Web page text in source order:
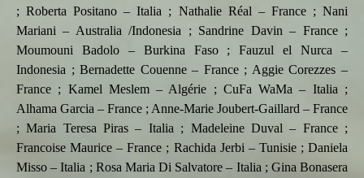
; Roberta Positano – Italia ; Nathalie Réal – France ; Nani
Mariani – Australia /Indonesia ; Sandrine Davin – France ;
Moumouni Badolo – Burkina Faso ; Fauzul el Nurca –
Indonesia ; Bernadette Couenne – France ; Aggie Corezzes –
France ; Kamel Meslem – Algérie ; CuFa WaMa – Italia ;
Alhama Garcia – France ; Anne-Marie Joubert-Gaillard – France
; Maria Teresa Piras – Italia ; Madeleine Duval – France ;
Francoise Maurice – France ; Rachida Jerbi – Tunisie ; Daniela
Misso – Italia ; Rosa Maria Di Salvatore – Italia ; Gina Bonasera